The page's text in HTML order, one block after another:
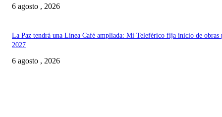
6 agosto , 2026
La Paz tendrá una Línea Café ampliada: Mi Teleférico fija inicio de obras
2027
6 agosto , 2026